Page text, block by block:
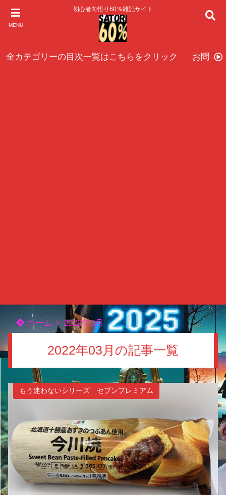
MENU
初心者向悟り60％雑記サイト
全カテゴリーの目次一覧はこちらをクリック お問い
ホーム 2022年3月
2022年03月の記事一覧
もう迷わないシリーズ セブンプレミアム